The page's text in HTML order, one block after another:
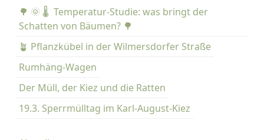
e
n
a
c
h
:
🌳 🌞 🌡️ Temperatur-Studie: was bringt der
Schatten von Bäumen? 🌳
🪴 Pflanzkübel in der Wilmersdorfer Straße
Rumhäng-Wagen
Der Müll, der Kiez und die Ratten
19.3. Sperrmülltag im Karl-August-Kiez